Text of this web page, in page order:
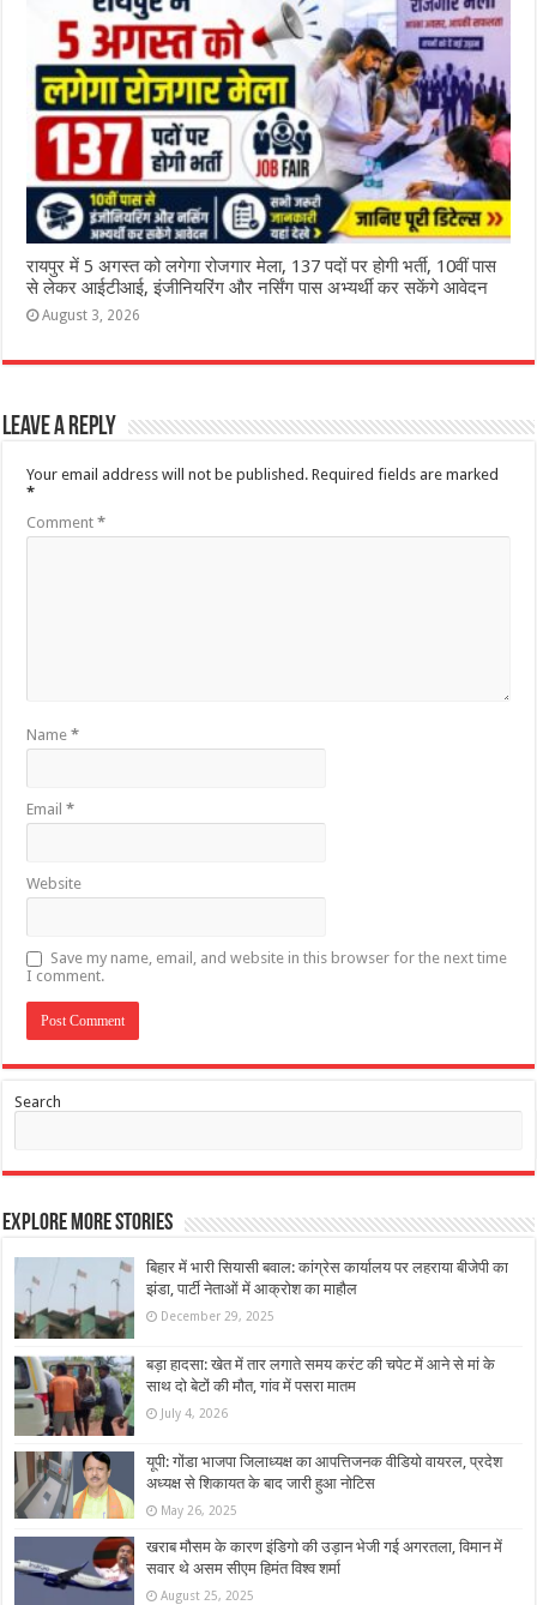
रायपुर में 5 अगस्त को लगेगा रोजगार मेला, 137 पदों पर होगी भर्ती, 10वीं पास
से लेकर आईटीआई, इंजीनियरिंग और नर्सिंग पास अभ्यर्थी कर सकेंगे आवेदन
August 3, 2026
Leave a Reply
Your email address will not be published. Required fields are marked
*
Comment*
Name*
Email*
Website
Save my name, email, and website in this browser for the next time
I comment.
Search
Explore More Stories
बिहार में भारी सियासी बवाल: कांग्रेस कार्यालय पर लहराया बीजेपी का
झंडा, पार्टी नेताओं में आक्रोश का माहौल
December 29, 2025
बड़ा हादसा: खेत में तार लगाते समय करंट की चपेट में आने से मां के
साथ दो बेटों की मौत, गांव में पसरा मातम
July 4, 2026
यूपी: गोंडा भाजपा जिलाध्यक्ष का आपत्तिजनक वीडियो वायरल, प्रदेश
अध्यक्ष से शिकायत के बाद जारी हुआ नोटिस
May 26, 2025
खराब मौसम के कारण इंडिगो की उड़ान भेजी गई अगरतला, विमान में
सवार थे असम सीएम हिमंत विश्व शर्मा
August 25, 2025